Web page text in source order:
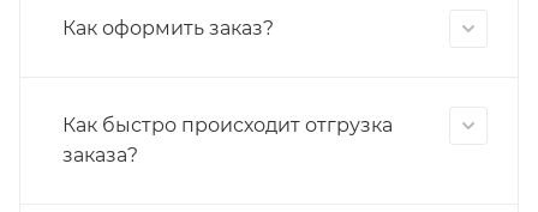
Как оформить заказ?
Как быстро происходит отгрузка
заказа?